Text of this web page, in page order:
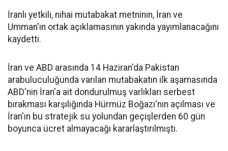
İranlı yetkili, nihai mutabakat metninin, İran ve
Umman'ın ortak açıklamasının yakında yayımlanacağını
kaydetti.
İran ve ABD arasında 14 Haziran'da Pakistan
arabuluculuğunda varılan mutabakatın ilk aşamasında
ABD'nin İran'a ait dondurulmuş varlıkları serbest
bırakması karşılığında Hürmüz Boğazı'nın açılması ve
İran'ın bu stratejik su yolundan geçişlerden 60 gün
boyunca ücret almayacağı kararlaştırılmıştı.